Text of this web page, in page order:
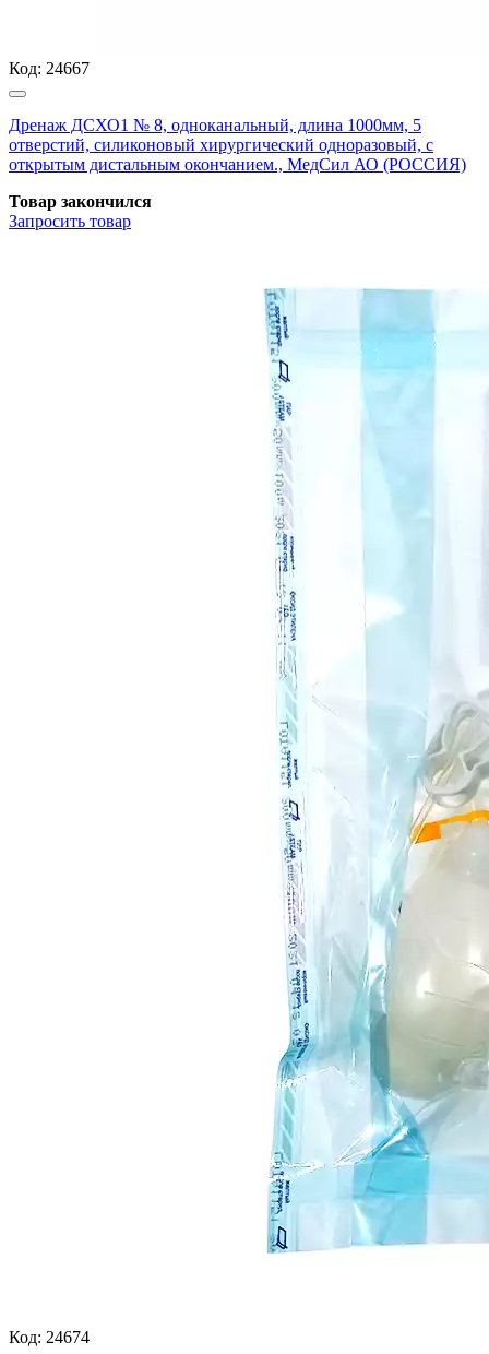
Код: 24667
Дренаж ДСХО1 № 8, одноканальный, длина 1000мм, 5
отверстий, силиконовый хирургический одноразовый, с
открытым дистальным окончанием., МедСил АО (РОССИЯ)
Товар закончился
Запросить товар
Код: 24674